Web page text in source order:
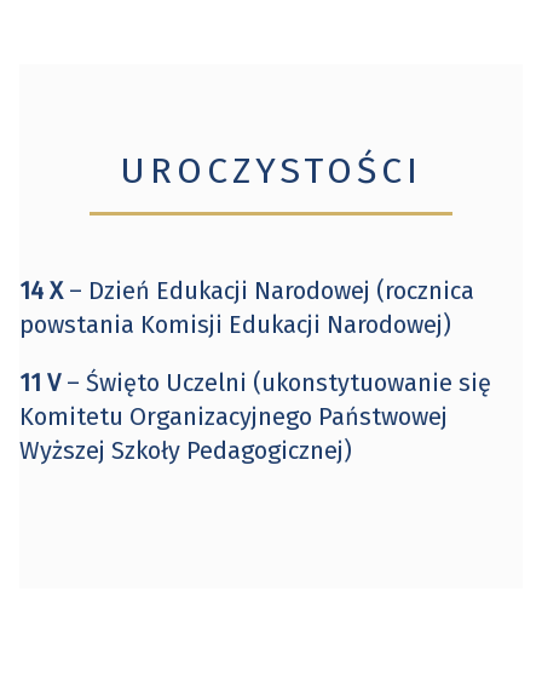
UROCZYSTOŚCI
14 X– Dzień Edukacji Narodowej (rocznica
powstania Komisji Edukacji Narodowej)
11 V– Święto Uczelni (ukonstytuowanie się
Komitetu Organizacyjnego Państwowej
Wyższej Szkoły Pedagogicznej)